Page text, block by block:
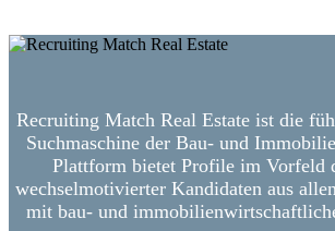
Recruiting Match Real Estate ist die
Suchmaschine der Bau- und
Plattform bietet Profile im Vorfeld
wechselmotivierter Kandidaten aus
mit bau- und